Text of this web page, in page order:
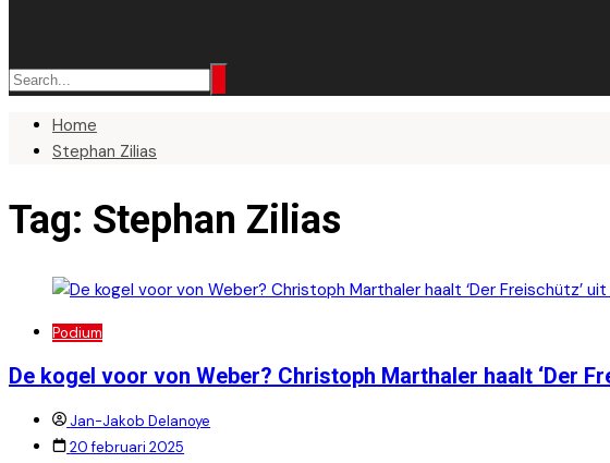
Home
Stephan Zilias
Tag: Stephan Zilias
Podium
De kogel voor von Weber? Christoph Marthaler haalt ‘Der
Jan-Jakob Delanoye
20 februari 2025